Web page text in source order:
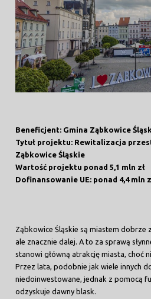
Beneficjent: Gmina Ząbkowice
Tytuł projektu: Rewitalizacja
Ząbkowice Śląskie
Wartość projektu ponad 5,1 mln zł
Dofinansowanie UE: ponad 4,4 mln
Ząbkowice Śląskie są miastem dobrze
ale znacznie dalej. A to za sprawą
stanowi główną atrakcję miasta, choć
Przez lata, podobnie jak wiele innych
niedoinwestowane, jednak z pomocą
odzyskuje dawny blask.